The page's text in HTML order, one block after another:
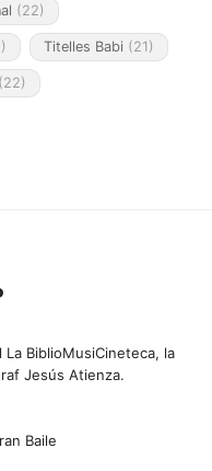
(22)
Titelles Babi (21)
(22)
BiblioMusiCineteca, la
Jesús Atienza.
Baile